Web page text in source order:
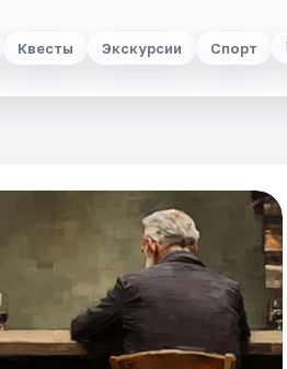
Квесты Экскурсии Спорт